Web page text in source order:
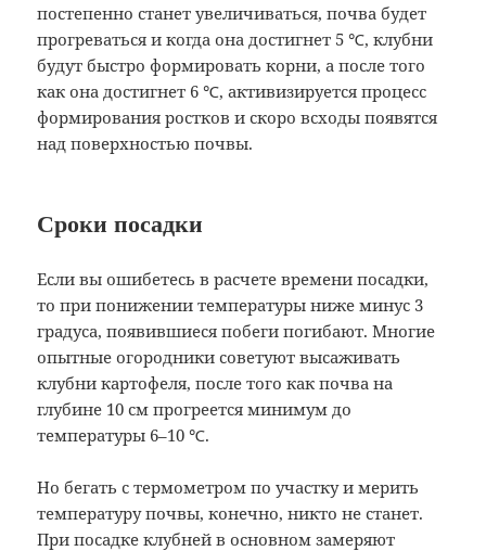
постепенно станет увеличиваться, почва будет
прогреваться и когда она достигнет 5 ℃, клубни
будут быстро формировать корни, а после того
как она достигнет 6 ℃, активизируется процесс
формирования ростков и скоро всходы появятся
над поверхностью почвы.
Сроки посадки
Если вы ошибетесь в расчете времени посадки,
то при понижении температуры ниже минус 3
градуса, появившиеся побеги погибают. Многие
опытные огородники советуют высаживать
клубни картофеля, после того как почва на
глубине 10 см прогреется минимум до
температуры 6–10 ℃.
Но бегать с термометром по участку и мерить
температуру почвы, конечно, никто не станет.
При посадке клубней в основном замеряют